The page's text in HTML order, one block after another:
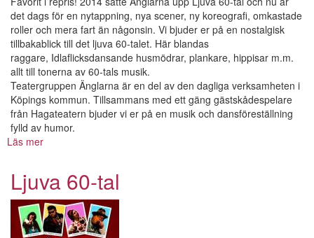
det dags för en nytappning, nya scener, ny koreografi, omkastade
roller och mera fart än någonsin. Vi bjuder er på en nostalgisk
tillbakablick till det ljuva 60-talet. Här blandas
raggare, Idlaflicksdansande husmödrar, plankare, hippisar m.m.
allt till tonerna av 60-tals musik.
Teatergruppen Änglarna är en del av den dagliga verksamheten i
Köpings kommun. Tillsammans med ett gäng gästskådespelare
från Hagateatern bjuder vi er på en musik och dansföreställning
fylld av humor.
Läs mer
tal
Ljuva 60-tal